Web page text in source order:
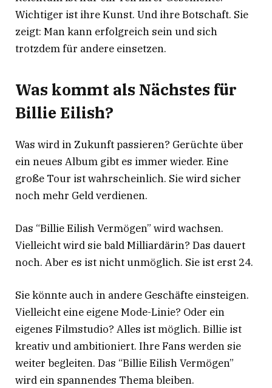
Wichtiger ist ihre Kunst. Und ihre Botschaft. Sie
zeigt: Man kann erfolgreich sein und sich
trotzdem für andere einsetzen.
Was kommt als Nächstes für
Billie Eilish?
Was wird in Zukunft passieren? Gerüchte über
ein neues Album gibt es immer wieder. Eine
große Tour ist wahrscheinlich. Sie wird sicher
noch mehr Geld verdienen.
Das “Billie Eilish Vermögen” wird wachsen.
Vielleicht wird sie bald Milliardärin? Das dauert
noch. Aber es ist nicht unmöglich. Sie ist erst 24.
Sie könnte auch in andere Geschäfte einsteigen.
Vielleicht eine eigene Mode-Linie? Oder ein
eigenes Filmstudio? Alles ist möglich. Billie ist
kreativ und ambitioniert. Ihre Fans werden sie
weiter begleiten. Das “Billie Eilish Vermögen”
wird ein spannendes Thema bleiben.